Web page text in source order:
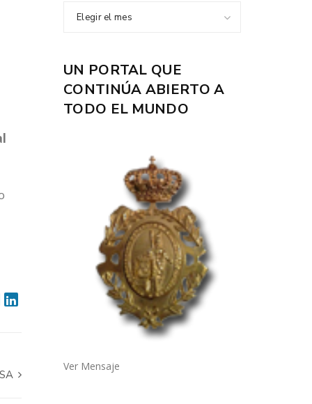
Elegir el mes
UN PORTAL QUE
CONTINÚA ABIERTO A
TODO EL MUNDO
Ver Mensaje